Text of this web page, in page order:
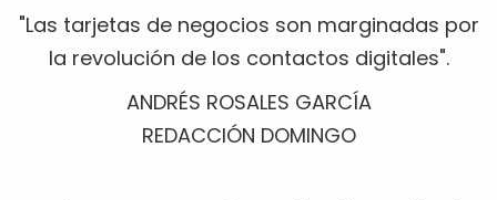
"Las tarjetas de negocios son marginadas por
la revolución de los contactos digitales".
ANDRÉS ROSALES GARCÍA
REDACCIÓN DOMINGO